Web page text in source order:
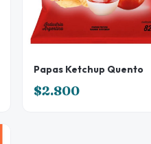
Papas Ketchup Quento
$2.800